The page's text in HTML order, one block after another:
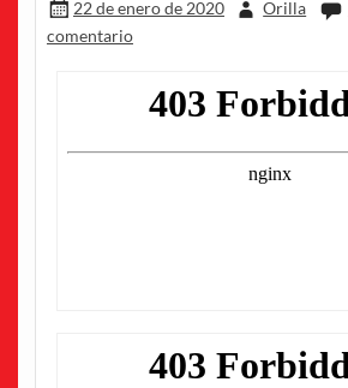
22 de enero de 2020 Orilla
comentario